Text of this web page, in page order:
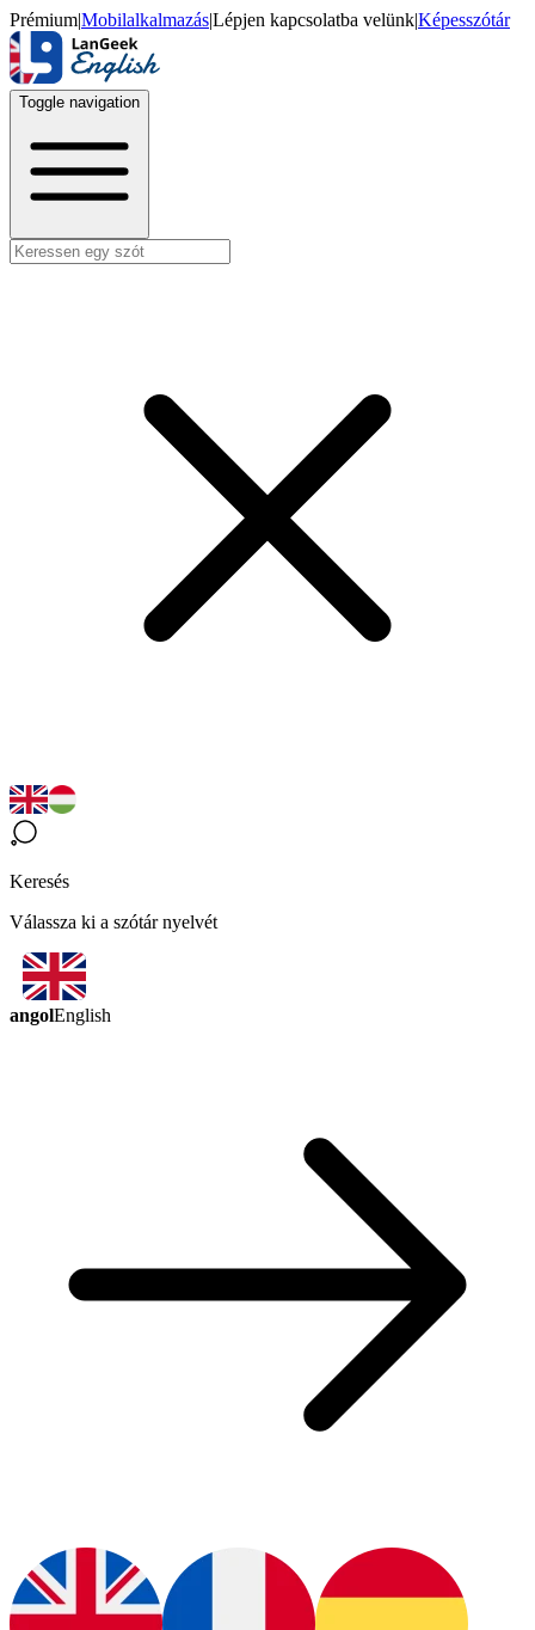
Prémium|Mobilalkalmazás|Lépjen kapcsolatba velünk|Képesszótár
Toggle navigation
Keresés
Válassza ki a szótár nyelvét
angolEnglish